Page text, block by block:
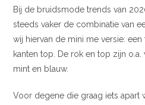
Bij de bruidsmode trends van
steeds vaker de combinatie van
wij hiervan de mini me versie:
kanten top. De rok en top zijn o.a.
mint en blauw.
Voor degene die graag iets apart